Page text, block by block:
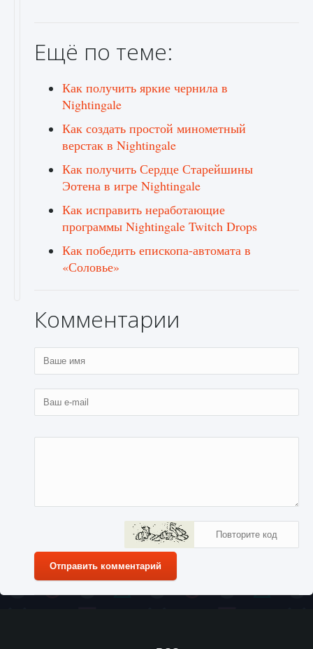
Ещё по теме:
Как получить яркие чернила в
Nightingale
Как создать простой минометный
верстак ​​в Nightingale
Как получить Сердце Старейшины
Эотена в игре Nightingale
Как исправить неработающие
программы Nightingale Twitch Drops
Как победить епископа-автомата в
«Соловье»
Комментарии
Отправить комментарий